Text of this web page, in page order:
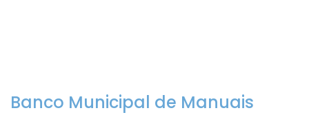
Banco Municipal de Manuais